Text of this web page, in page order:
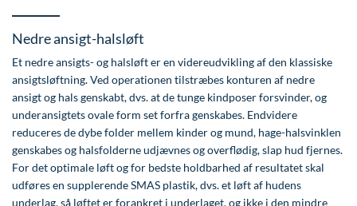
Nedre ansigt-halsløft
Et nedre ansigts- og halsløft er en videreudvikling af den klassiske
ansigtsløftning. Ved operationen tilstræbes konturen af nedre
ansigt og hals genskabt, dvs. at de tunge kindposer forsvinder, og
underansigtets ovale form set forfra genskabes. Endvidere
reduceres de dybe folder mellem kinder og mund, hage-halsvinklen
genskabes og halsfolderne udjævnes og overflødig, slap hud fjernes.
For det optimale løft og for bedste holdbarhed af resultatet skal
udføres en supplerende SMAS plastik, dvs. et løft af hudens
underlag, så løftet er forankret i underlaget, og ikke i den mindre